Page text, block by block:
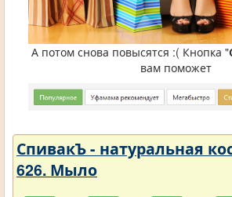
А потом снова повысятся :( Кнопка "
вам поможет
СпивакЪ - натуральная
626. Мыло